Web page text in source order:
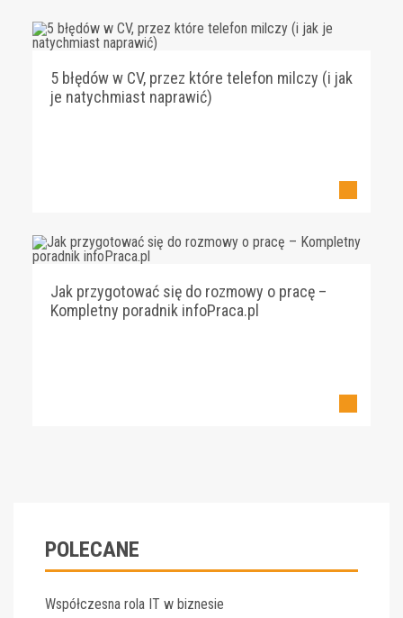
5 błędów w CV, przez które telefon milczy (i jak
je natychmiast naprawić)
Jak przygotować się do rozmowy o pracę –
Kompletny poradnik infoPraca.pl
POLECANE
Współczesna rola IT w biznesie